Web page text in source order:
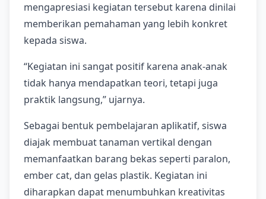
mengapresiasi kegiatan tersebut karena dinilai
memberikan pemahaman yang lebih konkret
kepada siswa.
“Kegiatan ini sangat positif karena anak-anak
tidak hanya mendapatkan teori, tetapi juga
praktik langsung,” ujarnya.
Sebagai bentuk pembelajaran aplikatif, siswa
diajak membuat tanaman vertikal dengan
memanfaatkan barang bekas seperti paralon,
ember cat, dan gelas plastik. Kegiatan ini
diharapkan dapat menumbuhkan kreativitas